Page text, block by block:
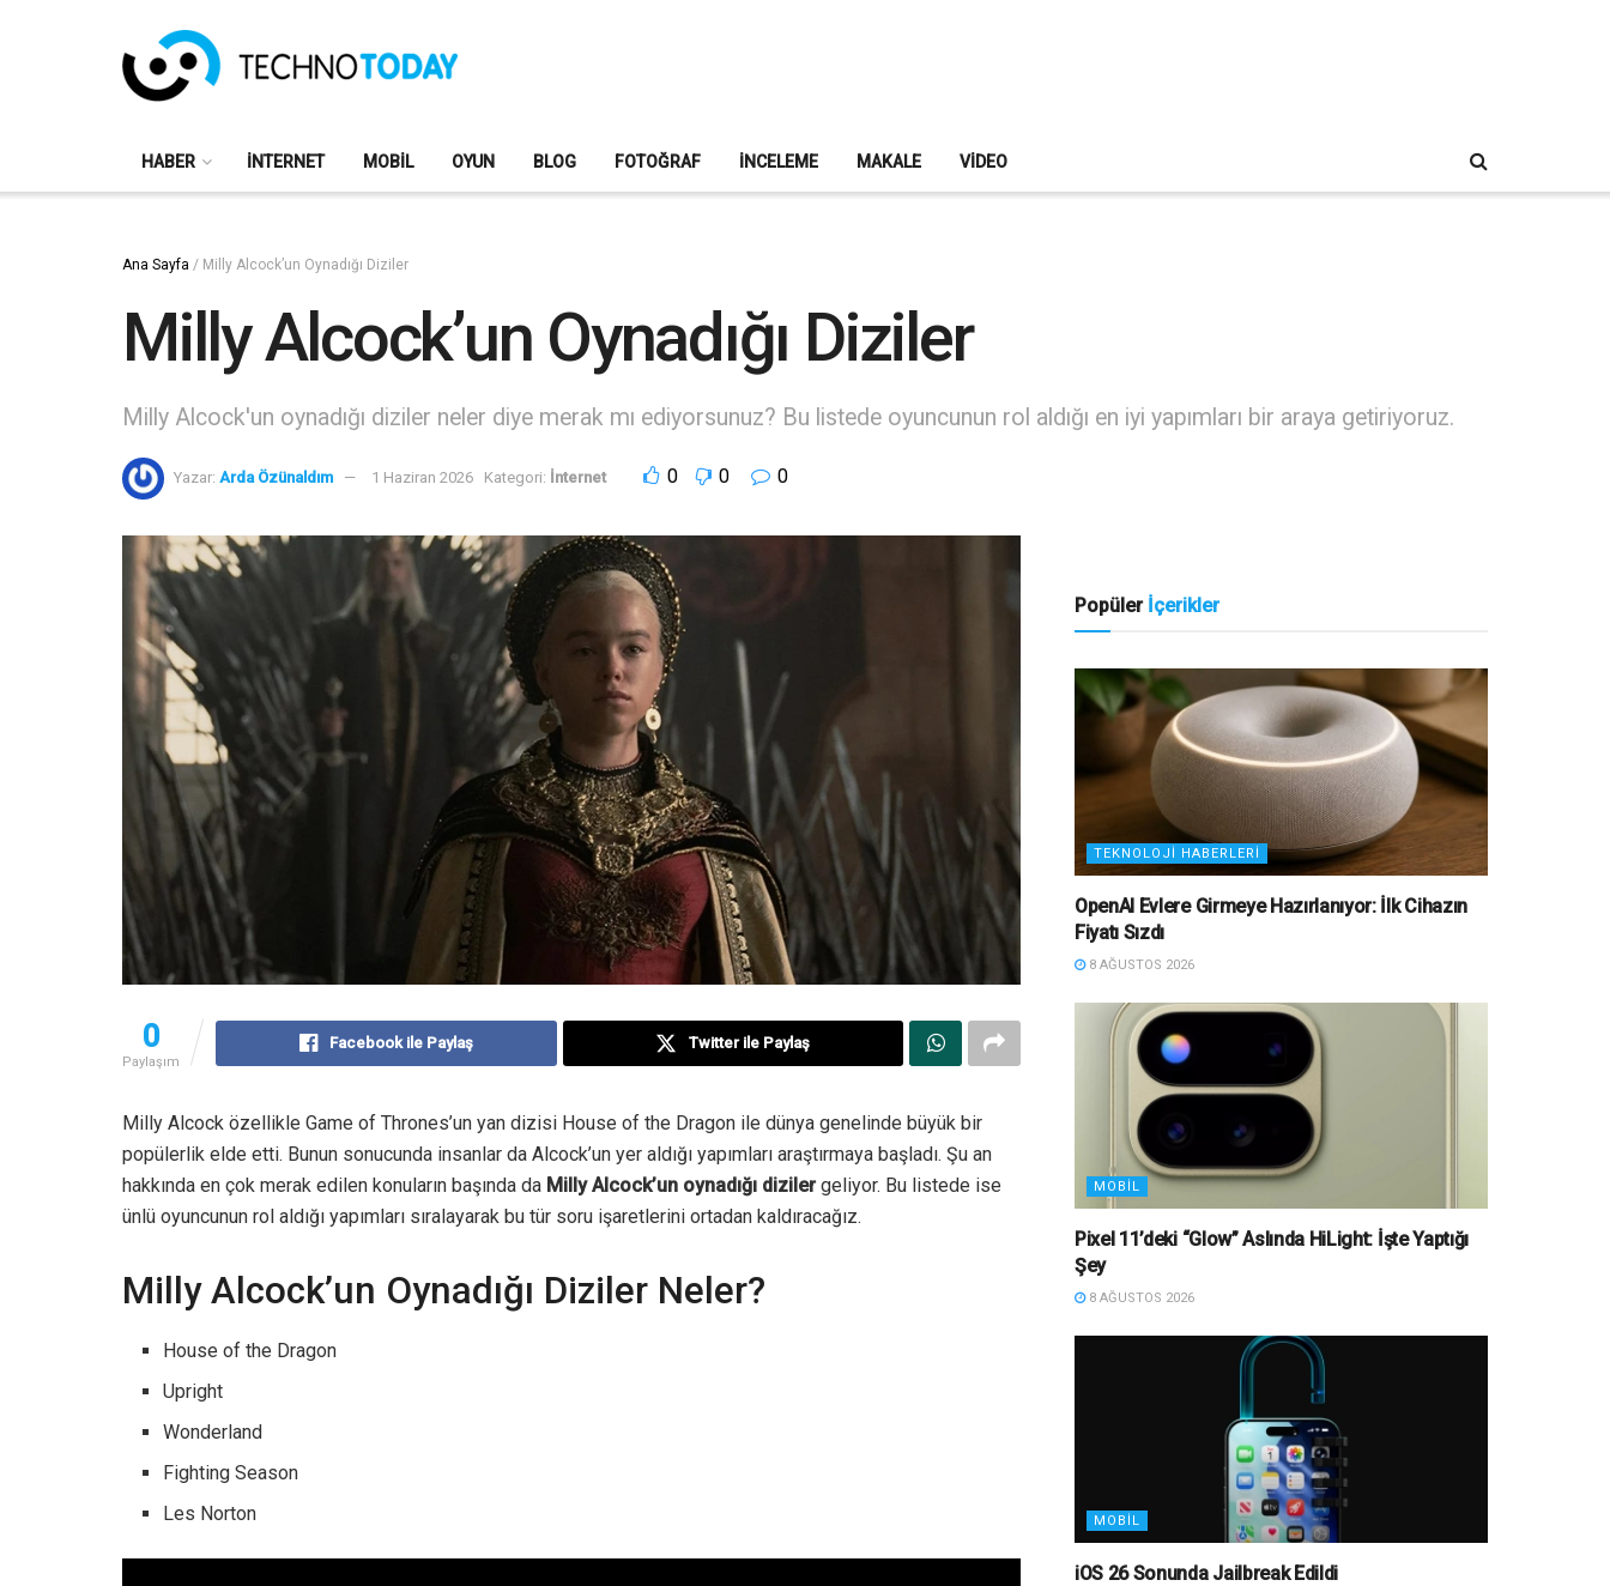
HABER İNTERNET MOBIL OYUN BLOG FOTOĞRAF İNCELEME MAKALE VIDEO
Ana Sayfa / Milly Alcock’un Oynadığı Diziler
Milly Alcock’un Oynadığı Diziler
Milly Alcock'un oynadığı diziler neler diye merak mı ediyorsunuz? Bu listede oyuncunun rol aldığı en iyi yapımları bir araya getiriyoruz.
Yazar: Arda Özünaldım 1 Haziran 2026 Kategori: İnternet 0 0 0
0
Paylaşım
Facebook ile Paylaş Twitter ile Paylaş
Milly Alcock özellikle Game of Thrones’un yan dizisi House of the Dragon ile dünya genelinde büyük bir
popülerlik elde etti. Bunun sonucunda insanlar da Alcock’un yer aldığı yapımları araştırmaya başladı. Şu an
hakkında en çok merak edilen konuların başında da Milly Alcock’un oynadığı dizilergeliyor. Bu listede ise
ünlü oyuncunun rol aldığı yapımları sıralayarak bu tür soru işaretlerini ortadan kaldıracağız.
Milly Alcock’un Oynadığı Diziler Neler?
House of the Dragon
Upright
Wonderland
Fighting Season
Les Norton
Popüler İçerikler
TEKNOLOJI HABERLERI
OpenAI Evlere Girmeye Hazırlanıyor: İlk Cihazın
Fiyatı Sızdı
8 AĞUSTOS 2026
MOBIL
Pixel 11’deki “Glow” Aslında HiLight: İşte Yaptığı
Şey
8 AĞUSTOS 2026
MOBIL
iOS 26 Sonunda Jailbreak Edildi